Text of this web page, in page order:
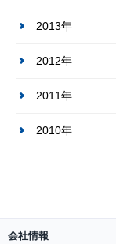
2013年
2012年
2011年
2010年
会社情報